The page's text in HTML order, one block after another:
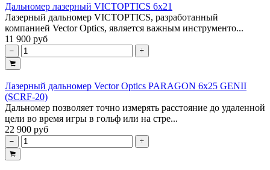
Дальномер лазерный VICTOPTICS 6x21
Лазерный дальномер VICTOPTICS, разработанный
компанией Vector Optics, является важным инструменто...
11 900 руб
Лазерный дальномер Vector Optics PARAGON 6x25 GENII
(SCRF-20)
Дальномер позволяет точно измерять расстояние до удаленной
цели во время игры в гольф или на стре...
22 900 руб